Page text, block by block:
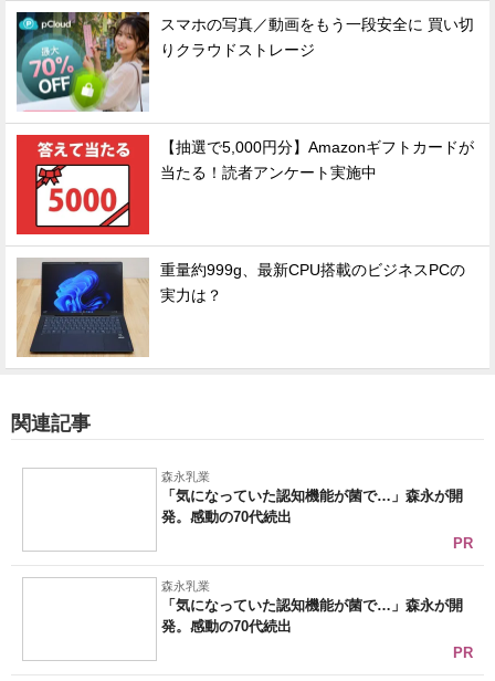
スマホの写真／動画をもう一段安全に 買い切
りクラウドストレージ
【抽選で5,000円分】Amazonギフトカードが
当たる！読者アンケート実施中
重量約999g、最新CPU搭載のビジネスPCの
実力は？
関連記事
森永乳業
「気になっていた認知機能が菌で…」森永が開
発。感動の70代続出
PR
森永乳業
「気になっていた認知機能が菌で…」森永が開
発。感動の70代続出
PR